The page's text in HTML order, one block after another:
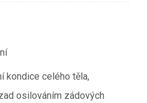
kondice celého těla,
osilováním zádových